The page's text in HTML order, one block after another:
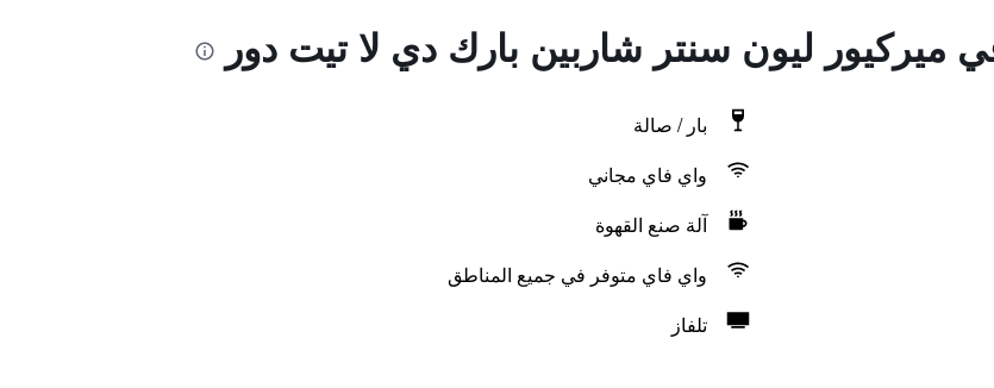
ميركيور ليون سنتر شاربين بارك دي لا تيت دور
بار / صالة
واي فاي مجاني
آلة صنع القهوة
واي فاي متوفر في جميع المناطق
تلفاز